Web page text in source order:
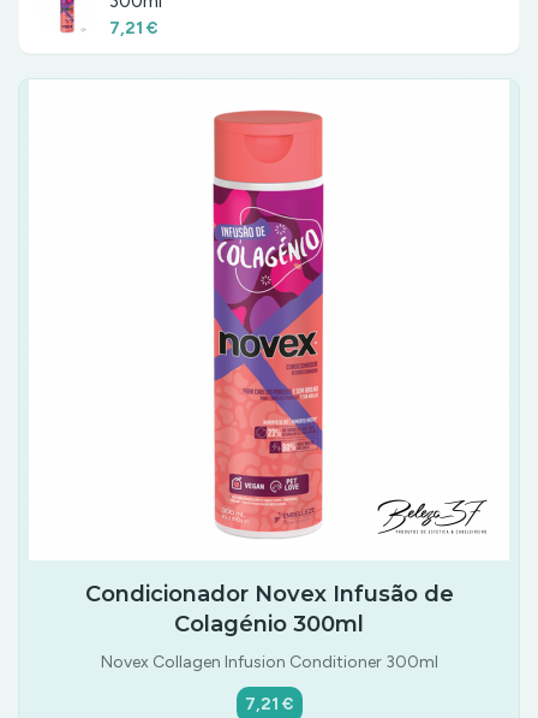
7,21 €
Condicionador Novex Infusão de
Colagénio 300ml
Novex Collagen Infusion Conditioner 300ml
7,21 €